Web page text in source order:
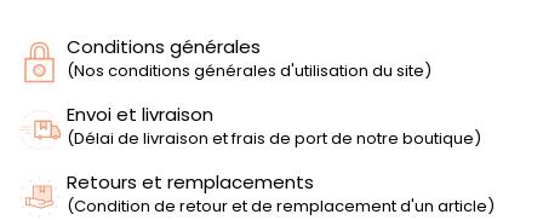
Conditions générales
(Nos conditions générales d'utilisation du site)
Envoi et livraison
(Délai de livraison et frais de port de notre boutique)
Retours et remplacements
(Condition de retour et de remplacement d'un article)